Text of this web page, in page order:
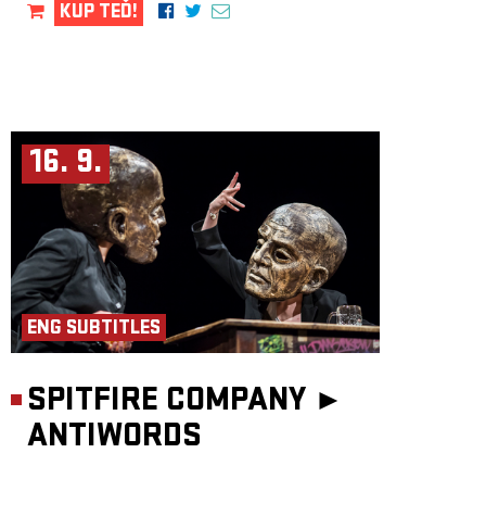
KUP TEĎ!
16. 9.
ENG SUBTITLES
SPITFIRE COMPANY ►
ANTIWORDS